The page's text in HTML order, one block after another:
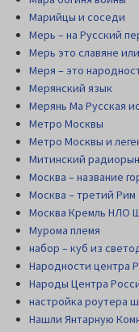
Марийцы и соседи
Мерь – на Русский
Мерь это славяне
Меря – это
Мерянский язык
Мерянь Ма Русская
Метро Москвы
Метро Москвы и
Митинский
Москва – название
Москва – третий Рим
Москва Кремль НЛО
Мурома племя
набор – куб из
Народности центра
Народы Центра
настройка роутера
Нашли Янтарную